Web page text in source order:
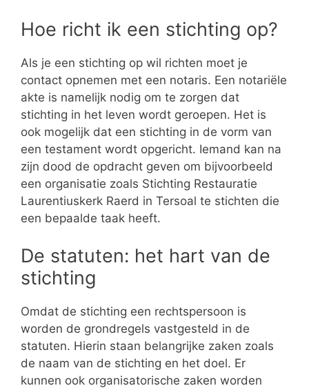
Hoe richt ik een stichting op?
Als je een stichting op wil richten moet je
contact opnemen met een notaris. Een notariële
akte is namelijk nodig om te zorgen dat
stichting in het leven wordt geroepen. Het is
ook mogelijk dat een stichting in de vorm van
een testament wordt opgericht. Iemand kan na
zijn dood de opdracht geven om bijvoorbeeld
een organisatie zoals Stichting Restauratie
Laurentiuskerk Raerd in Tersoal te stichten die
een bepaalde taak heeft.
De statuten: het hart van de
stichting
Omdat de stichting een rechtspersoon is
worden de grondregels vastgesteld in de
statuten. Hierin staan belangrijke zaken zoals
de naam van de stichting en het doel. Er
kunnen ook organisatorische zaken worden